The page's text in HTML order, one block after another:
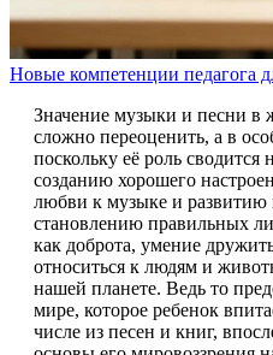
Новые компетенции педагога
Значение музыки и песни в
сложно переоценить, а в
поскольку её роль сводится
созданию хорошего
любви к музыке и развитию
становлению правильных
как доброта, умение
относиться к людям и
нашей планете. Ведь то
мире, которое ребенок
числе из песен и книг,